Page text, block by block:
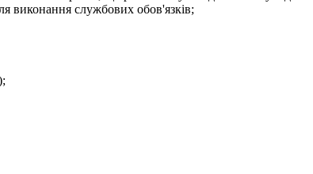
виконання службових обов'язків;